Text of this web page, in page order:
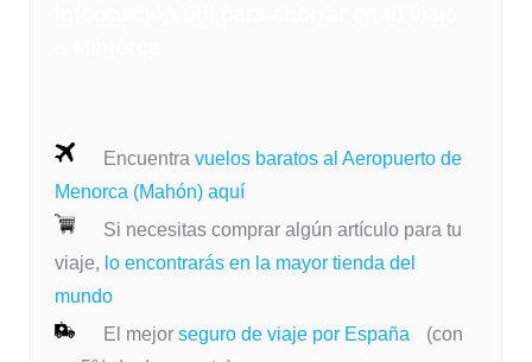
Encuentra vuelos baratos al Aeropuerto de
Menorca (Mahón) aquí
Si necesitas comprar algún artículo para tu
viaje, lo encontrarás en la mayor tienda del
mundo
El mejor seguro de viaje por España
(con